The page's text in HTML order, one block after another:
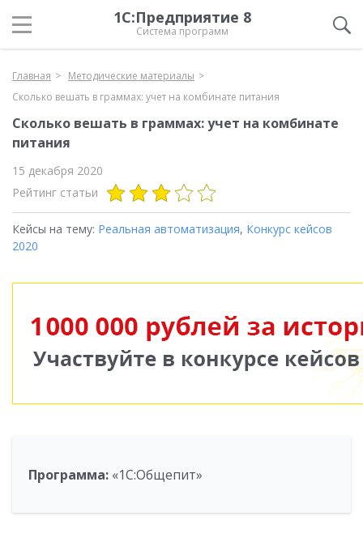
1С:Предприятие 8
Система программ
Главная
Методические материалы
Сколько вешать в граммах: учет на комбинате питания
Сколько вешать в граммах: учет на комбинате
питания
15 декабря 2020
Рейтинг статьи
Кейсы на тему: Реальная автоматизация, Конкурс кейсов
2020
Программа: «1С:Общепит»